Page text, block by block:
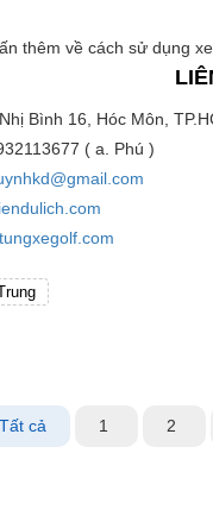
thêm về cách sử dụng
Bình 16, Hóc Môn,
( a. Phú )
Tất cả 1 2